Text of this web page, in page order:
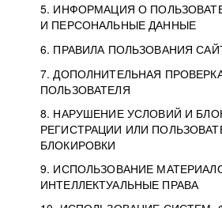
5. ИНФОРМАЦИЯ О
И ПЕРСОНАЛЬНЫЕ ДАННЫЕ
6. ПРАВИЛА ПОЛЬЗОВАНИЯ
7. ДОПОЛНИТЕЛЬНАЯ
ПОЛЬЗОВАТЕЛЯ
8. НАРУШЕНИЕ УСЛОВИЙ И
РЕГИСТРАЦИИ ИЛИ
БЛОКИРОВКИ
9. ИСПОЛЬЗОВАНИЕ
ИНТЕЛЛЕКТУАЛЬНЫЕ ПРАВА